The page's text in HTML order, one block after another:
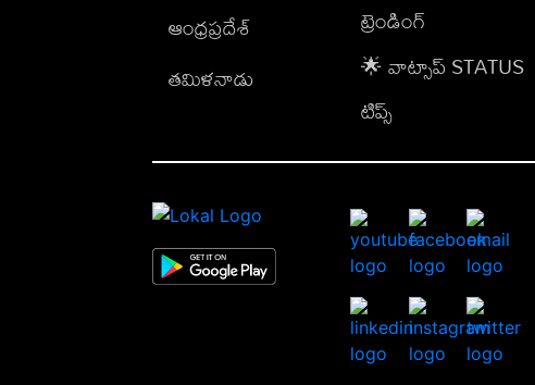
ఆంధ్రప్రదేశ్
తమిళనాడు
ట్రెండింగ్
🌟 వాట్సాప్ STATUS
టిప్స్